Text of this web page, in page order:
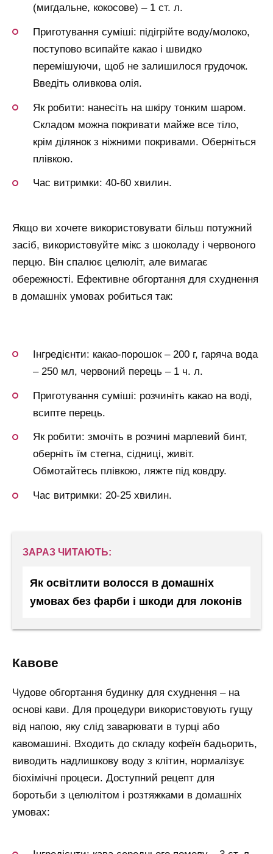
(мигдальне, кокосове) – 1 ст. л.
Приготування суміші: підігрійте воду/молоко,
поступово всипайте какао і швидко
перемішуючи, щоб не залишилося грудочок.
Введіть оливкова олія.
Як робити: нанесіть на шкіру тонким шаром.
Складом можна покривати майже все тіло,
крім ділянок з ніжними покривами. Оберніться
плівкою.
Час витримки: 40-60 хвилин.
Якщо ви хочете використовувати більш потужний
засіб, використовуйте мікс з шоколаду і червоного
перцю. Він спалює целюліт, але вимагає
обережності. Ефективне обгортання для схуднення
в домашніх умовах робиться так:
Інгредієнти: какао-порошок – 200 г, гаряча вода
– 250 мл, червоний перець – 1 ч. л.
Приготування суміші: розчиніть какао на воді,
всипте перець.
Як робити: змочіть в розчині марлевий бинт,
оберніть їм стегна, сідниці, живіт.
Обмотайтесь плівкою, ляжте під ковдру.
Час витримки: 20-25 хвилин.
ЗАРАЗ ЧИТАЮТЬ:
Як освітлити волосся в домашніх
умовах без фарби і шкоди для локонів
кавове
Чудове обгортання будинку для схуднення – на
основі кави. Для процедури використовують гущу
від напою, яку слід заварювати в турці або
кавомашині. Входить до складу кофеїн бадьорить,
виводить надлишкову воду з клітин, нормалізує
біохімічні процеси. Доступний рецепт для
боротьби з целюлітом і розтяжками в домашніх
умовах: